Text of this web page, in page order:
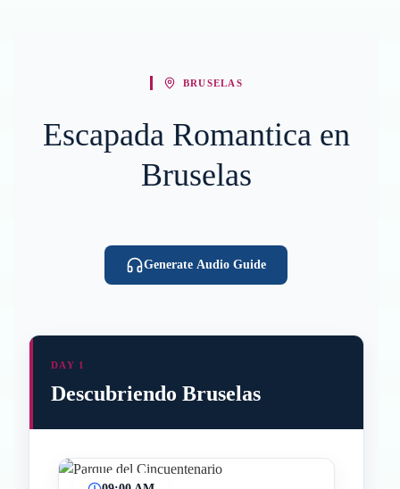
BRUSELAS
Escapada Romantica en
Bruselas
Generate Audio Guide
DAY 1
Descubriendo Bruselas